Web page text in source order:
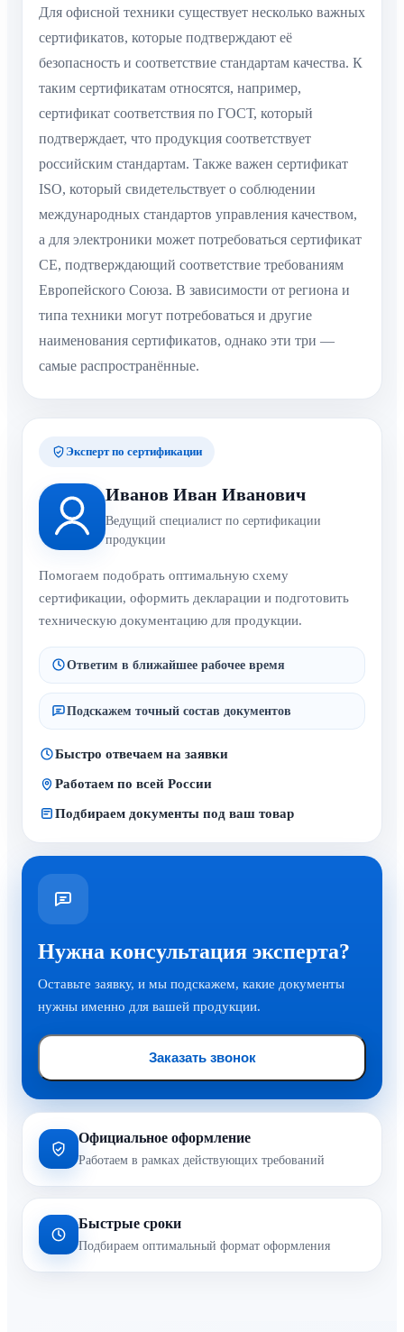
Для офисной техники существует несколько важных
сертификатов, которые подтверждают её
безопасность и соответствие стандартам качества. К
таким сертификатам относятся, например,
сертификат соответствия по ГОСТ, который
подтверждает, что продукция соответствует
российским стандартам. Также важен сертификат
ISO, который свидетельствует о соблюдении
международных стандартов управления качеством,
а для электроники может потребоваться сертификат
CE, подтверждающий соответствие требованиям
Европейского Союза. В зависимости от региона и
типа техники могут потребоваться и другие
наименования сертификатов, однако эти три —
самые распространённые.
Эксперт по сертификации
Иванов Иван Иванович
Ведущий специалист по сертификации
продукции
Помогаем подобрать оптимальную схему
сертификации, оформить декларации и подготовить
техническую документацию для продукции.
Ответим в ближайшее рабочее время
Подскажем точный состав документов
Быстро отвечаем на заявки
Работаем по всей России
Подбираем документы под ваш товар
Нужна консультация эксперта?
Оставьте заявку, и мы подскажем, какие документы
нужны именно для вашей продукции.
Заказать звонок
Официальное оформление
Работаем в рамках действующих требований
Быстрые сроки
Подбираем оптимальный формат оформления